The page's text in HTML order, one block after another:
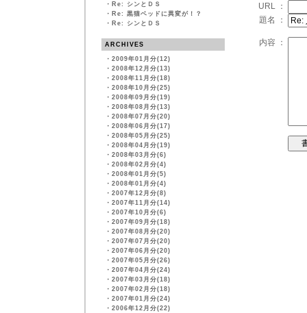
・ Re: シンとＤＳ
・ Re: 黒猫ベッドに異変が！？
・ Re: シンとＤＳ
ARCHIVES
・ 2009年01月分(12)
・ 2008年12月分(13)
・ 2008年11月分(18)
・ 2008年10月分(25)
・ 2008年09月分(19)
・ 2008年08月分(13)
・ 2008年07月分(20)
・ 2008年06月分(17)
・ 2008年05月分(25)
・ 2008年04月分(19)
・ 2008年03月分(6)
・ 2008年02月分(4)
・ 2008年01月分(5)
・ 2008年01月分(4)
・ 2007年12月分(8)
・ 2007年11月分(14)
・ 2007年10月分(6)
・ 2007年09月分(18)
・ 2007年08月分(20)
・ 2007年07月分(20)
・ 2007年06月分(20)
・ 2007年05月分(26)
・ 2007年04月分(24)
・ 2007年03月分(18)
・ 2007年02月分(18)
・ 2007年01月分(24)
・ 2006年12月分(22)
URL ：
題名 ：
内容 ：